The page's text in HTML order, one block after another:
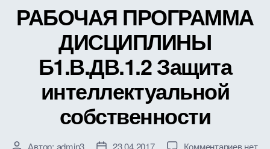
РАБОЧАЯ ПРОГРАММА
ДИСЦИПЛИНЫ
Б1.В.ДВ.1.2 Защита
интеллектуальной
собственности
к